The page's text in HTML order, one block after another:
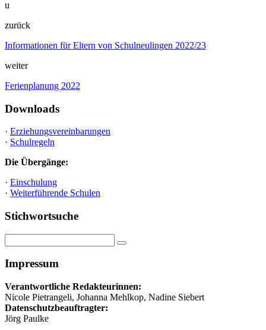
u
zurück
Informationen für Eltern von Schulneulingen 2022/23
weiter
Ferienplanung 2022
Downloads
· Erziehungsvereinbarungen
· Schulregeln
Die Übergänge:
· Einschulung
· Weiterführende Schulen
Stichwortsuche
Impressum
Verantwortliche Redakteurinnen:
Nicole Pietrangeli, Johanna Mehlkop, Nadine Siebert
Datenschutzbeauftragter:
Jörg Paulke